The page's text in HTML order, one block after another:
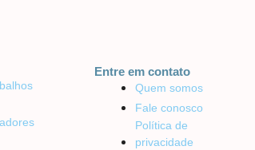
Entre em contato
Quem somos
Fale conosco
Política de
privacidade